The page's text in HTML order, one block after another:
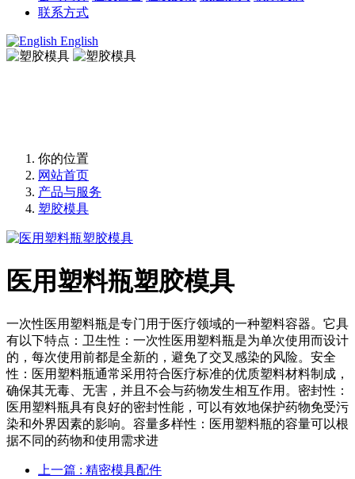
联系方式
English
你的位置
网站首页
产品与服务
塑胶模具
医用塑料瓶塑胶模具
一次性医用塑料瓶是专门用于医疗领域的一种塑料容器。它具
有以下特点：卫生性：一次性医用塑料瓶是为单次使用而设计
的，每次使用前都是全新的，避免了交叉感染的风险。安全
性：医用塑料瓶通常采用符合医疗标准的优质塑料材料制成，
确保其无毒、无害，并且不会与药物发生相互作用。密封性：
医用塑料瓶具有良好的密封性能，可以有效地保护药物免受污
染和外界因素的影响。容量多样性：医用塑料瓶的容量可以根
据不同的药物和使用需求进
上一篇 : 精密模具配件